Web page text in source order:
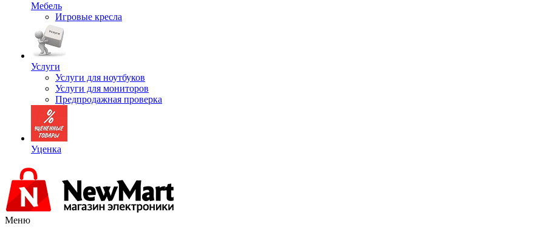
Мебель
Игровые кресла
Услуги
Услуги для ноутбуков
Услуги для мониторов
Предпродажная проверка
Уценка
Меню